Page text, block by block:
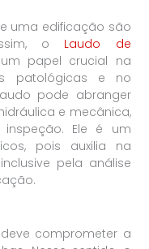
uma edificação são
o Laudo de
papel crucial na
patológicas e no
pode abranger
e mecânica,
Ele é um
pois auxilia na
pela análise
comprometer a